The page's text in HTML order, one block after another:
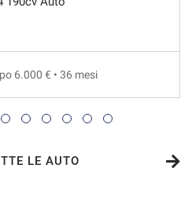
6.000 € • 36 mesi
LE AUTO